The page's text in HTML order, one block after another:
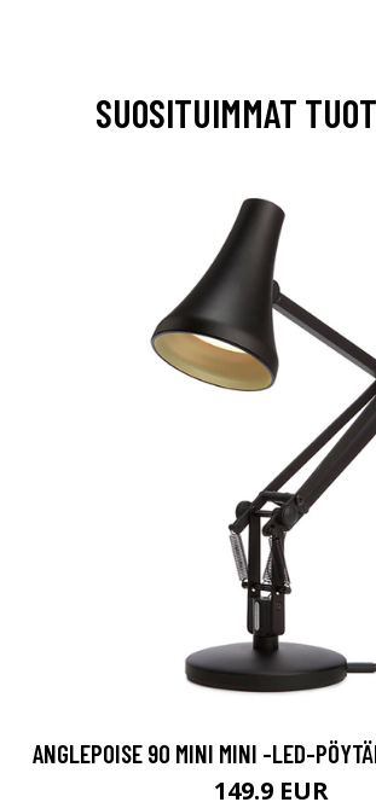
SUOSITUIMMAT
ANGLEPOISE 90 MINI MINI -LED-
149.9 EUR